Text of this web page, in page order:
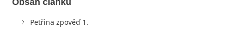
Petřina zpověď 1.